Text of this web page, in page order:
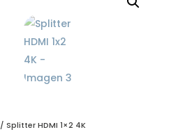
/ Splitter HDMI 1×2 4K